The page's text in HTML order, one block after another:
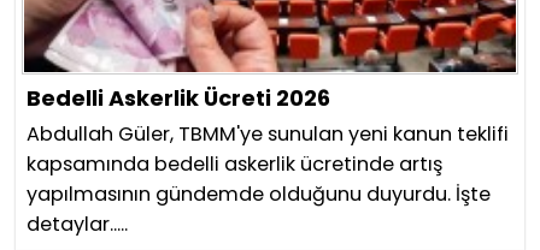
Bedelli Askerlik Ücreti 2026
Abdullah Güler, TBMM'ye sunulan yeni kanun teklifi
kapsamında bedelli askerlik ücretinde artış
yapılmasının gündemde olduğunu duyurdu. İşte
detaylar.....